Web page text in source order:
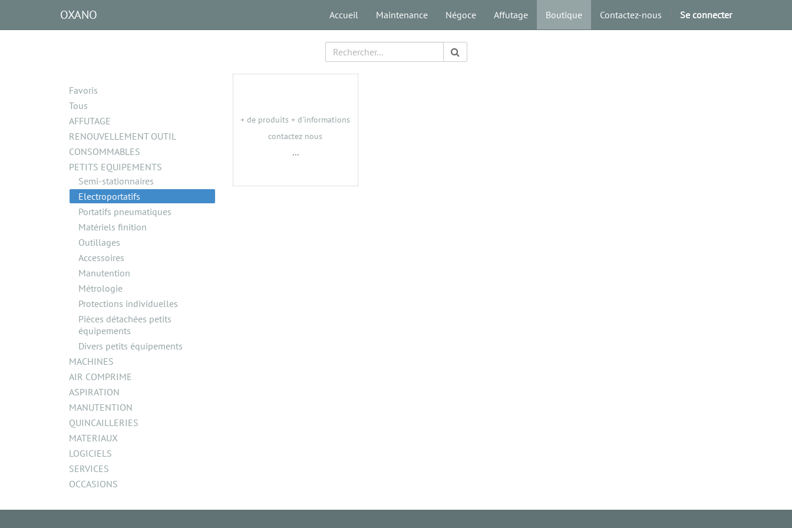
OXANO Accueil Maintenance Négoce Affutage Boutique Contactez-nous Se connecter
Favoris
Tous
AFFUTAGE
RENOUVELLEMENT OUTIL
CONSOMMABLES
PETITS EQUIPEMENTS
Semi-stationnaires
Electroportatifs
Portatifs pneumatiques
Matériels finition
Outillages
Accessoires
Manutention
Métrologie
Protections individuelles
Pièces détachées petits
équipements
Divers petits équipements
MACHINES
AIR COMPRIME
ASPIRATION
MANUTENTION
QUINCAILLERIES
MATERIAUX
LOGICIELS
SERVICES
OCCASIONS
+ de produits + d'informations
contactez nous
...